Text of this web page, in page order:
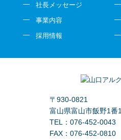
〒930-0821
富山県富山市飯野1番1
TEL：076-452-0043
FAX：076-452-0810
社長メッセージ
事業内容
採用情報